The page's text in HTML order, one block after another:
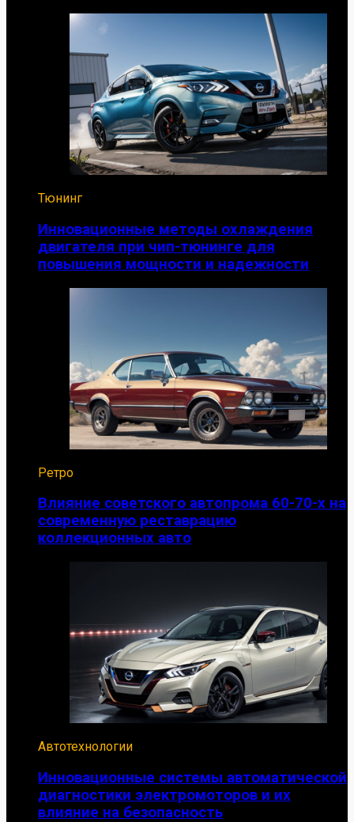
Тюнинг
Инновационные методы охлаждения
двигателя при чип-тюнинге для
повышения мощности и надежности
Ретро
Влияние советского автопрома 60-70-х на
современную реставрацию
коллекционных авто
Автотехнологии
Инновационные системы автоматической
диагностики электромоторов и их
влияние на безопасность